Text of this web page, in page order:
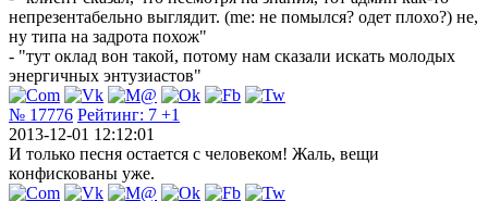
непрезентабельно выглядит. (me: не помылся? одет плохо?) не,
ну типа на задрота похож"
- "тут оклад вон такой, потому нам сказали искать молодых
энергичных энтузиастов"
№ 17776 Рейтинг: 7 +1
2013-12-01 12:12:01
И только песня остается с человеком! Жаль, вещи
конфискованы уже.